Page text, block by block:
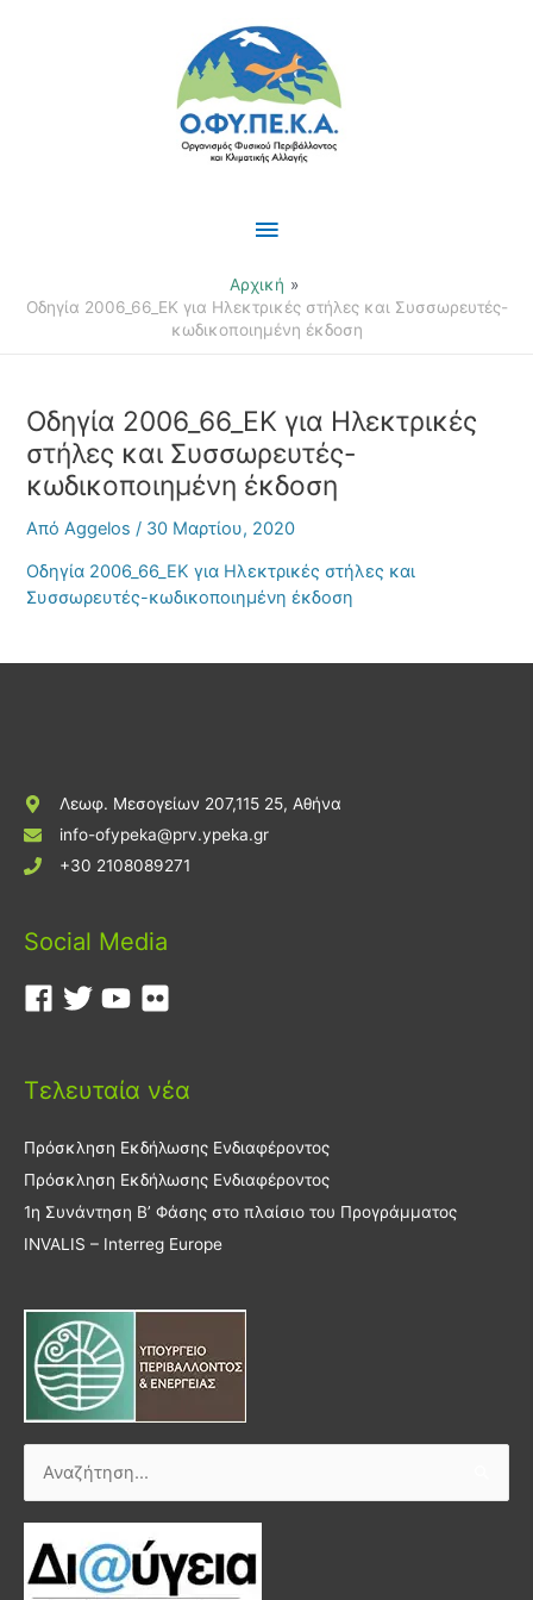
Κύριο
Μενού
Αρχική
Οδηγία 2006_66_ΕΚ για Ηλεκτρικές στήλες και Συσσωρευτές-
κωδικοποιημένη έκδοση
Οδηγία 2006_66_ΕΚ για Ηλεκτρικές
στήλες και Συσσωρευτές-
κωδικοποιημένη έκδοση
ΑπόAggelos/ 30 Μαρτίου, 2020
Οδηγία 2006_66_ΕΚ για Ηλεκτρικές στήλες και
Συσσωρευτές-κωδικοποιημένη έκδοση
Λεωφ. Μεσογείων 207,115 25, Αθήνα
info-ofypeka@prv.ypeka.gr
+30 2108089271
Social Media
Τελευταία νέα
Πρόσκληση Εκδήλωσης Ενδιαφέροντος
Πρόσκληση Εκδήλωσης Ενδιαφέροντος
1η Συνάντηση Β’ Φάσης στο πλαίσιο του Προγράμματος
INVALIS – Interreg Europe
Αναζήτηση